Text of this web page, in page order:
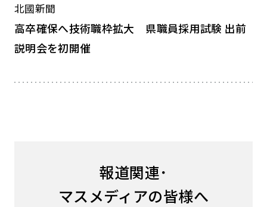
北國新聞
高卒確保へ技術職枠拡大 県職員採用試験 出前
説明会を初開催
報道関連･
マスメディアの皆様へ